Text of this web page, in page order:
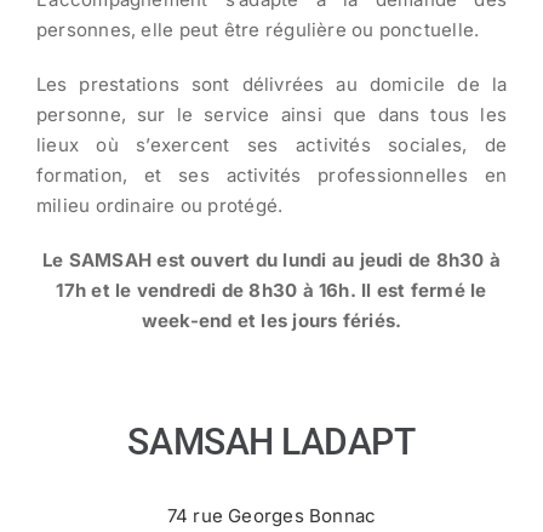
personnes, elle peut être régulière ou ponctuelle.
Les prestations sont délivrées au domicile de la
personne, sur le service ainsi que dans tous les
lieux où s’exercent ses activités sociales, de
formation, et ses activités professionnelles en
milieu ordinaire ou protégé.
Le SAMSAH est ouvert du lundi au jeudi de 8h30 à
17h et le vendredi de 8h30 à 16h. Il est fermé le
week-end et les jours fériés.
SAMSAH LADAPT
74 rue Georges Bonnac